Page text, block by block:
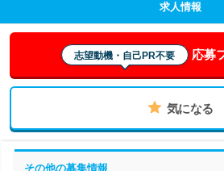
求人情報
志望動機・自己PR不要 応募
気になる
その他の募集情報